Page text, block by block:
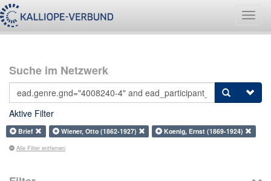
Suche im Netzwerk
Aktive Filter
Brief Wiener, Otto (1862-1927) Koenig, Ernst (1869-1924)
Alle Filter entfernen